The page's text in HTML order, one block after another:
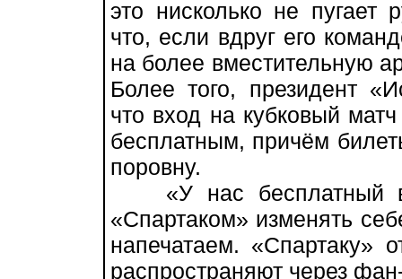
это нисколько не пугает
что, если вдруг его
на более вместительную
Более того, президент
что вход на кубковый
бесплатным, причём
поровну.
«У нас бесплатный
«Спартаком» изменять
напечатаем. «Спартаку»
распространяют через